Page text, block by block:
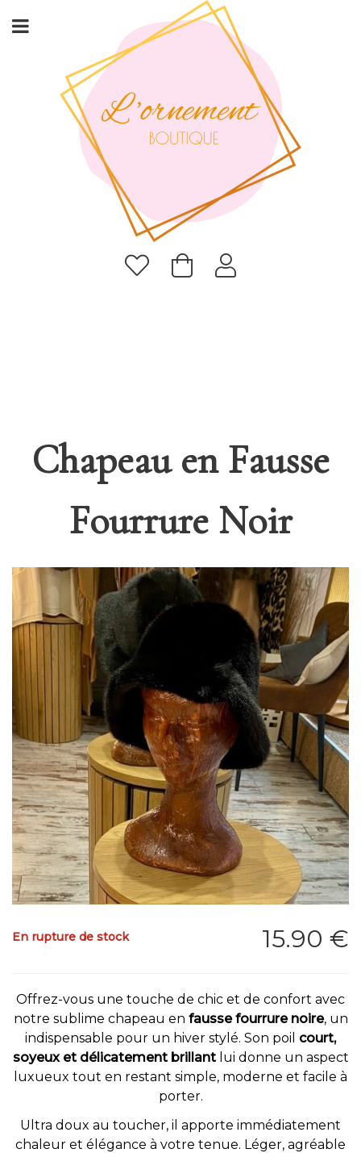
Chapeau en Fausse
Fourrure Noir
15.90 €
En rupture de stock
Offrez-vous une touche de chic et de confort avec
notre sublime chapeau en fausse fourrure noire, un
indispensable pour un hiver stylé. Son poil court,
soyeux et délicatement brillantlui donne un aspect
luxueux tout en restant simple, moderne et facile à
porter.
Ultra doux au toucher, il apporte immédiatement
chaleur et élégance à votre tenue. Léger, agréable